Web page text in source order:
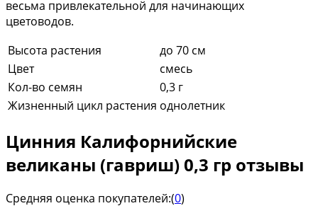
весьма привлекательной для начинающих
цветоводов.
Высота растения
до 70 см
Цвет
смесь
Кол-во семян
0,3 г
Жизненный цикл растения однолетник
Цинния Калифорнийские
великаны (гавриш) 0,3 гр отзывы
Средняя оценка покупателей:(0)